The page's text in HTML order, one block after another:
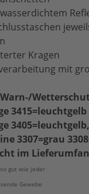
Kragen
mit
3415=leuchtgelb
3307=grau
im
gut wie jeder
Gewebe